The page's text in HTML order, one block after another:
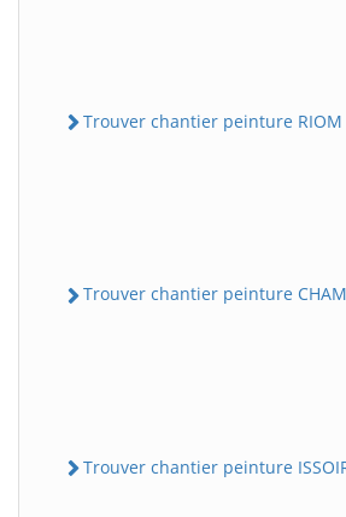
Trouver chantier peinture RIOM
Trouver chantier peinture
Trouver chantier peinture